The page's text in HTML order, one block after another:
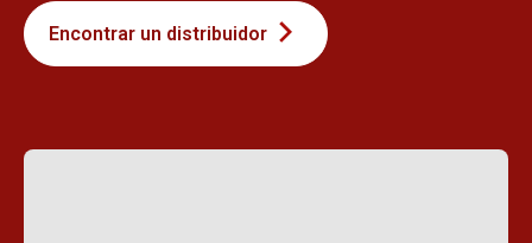
Encontrar un distribuidor